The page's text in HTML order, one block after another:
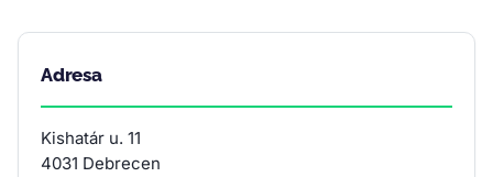
Adresa
Kishatár u. 11
4031 Debrecen